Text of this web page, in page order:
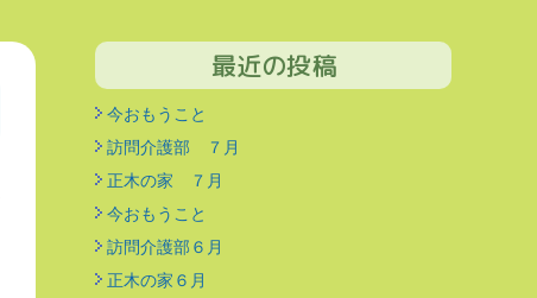
最近の投稿
今おもうこと
訪問介護部 ７月
正木の家 ７月
今おもうこと
訪問介護部６月
正木の家６月